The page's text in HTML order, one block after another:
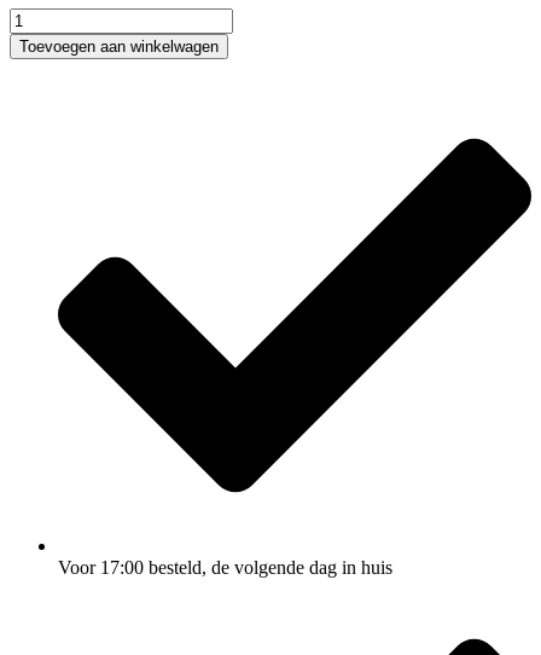
Toshiba
Satellite
C855-
Toevoegen aan winkelwagen
Voor 17:00 besteld, de volgende dag in huis